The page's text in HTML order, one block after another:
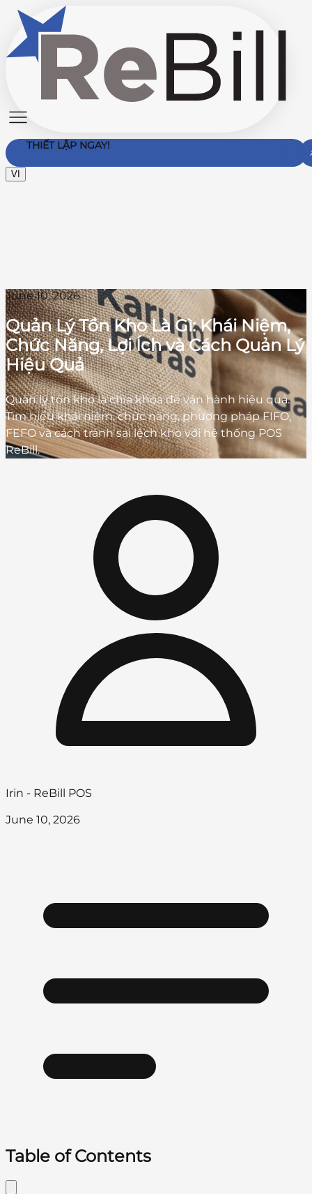
THIẾT LẬP NGAY!
VI
June 10, 2026
Quản Lý Tồn Kho Là Gì: Khái Niệm,
Chức Năng, Lợi Ích và Cách Quản Lý
Hiệu Quả
Quản lý tồn kho là chìa khóa để vận hành hiệu quả.
Tìm hiểu khái niệm, chức năng, phương pháp FIFO,
FEFO và cách tránh sai lệch kho với hệ thống POS
ReBill.
Irin - ReBill POS
June 10, 2026
Table of Contents